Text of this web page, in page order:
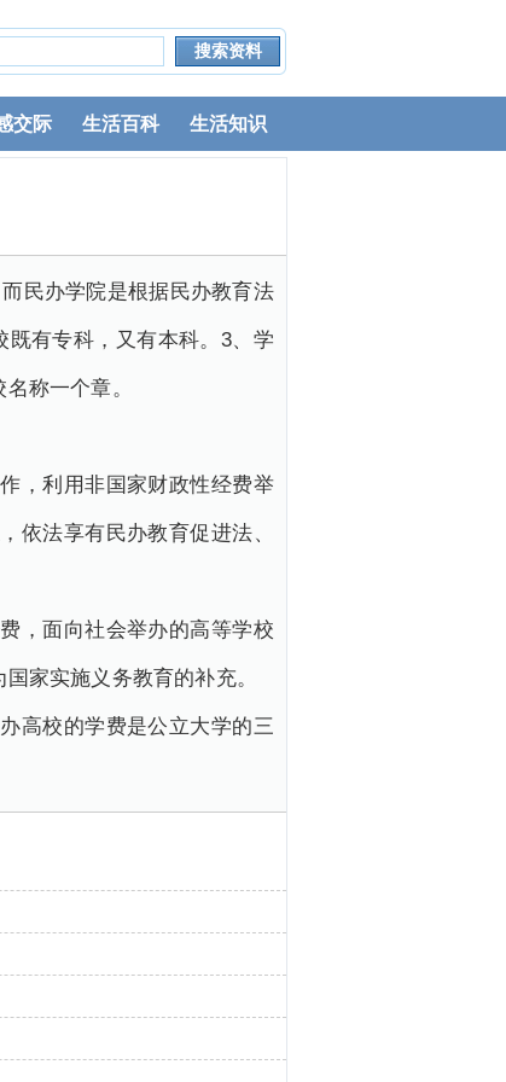
交际 生活百科 生活知识
民办学院是根据民办教育法
有专科，又有本科。3、学
称一个章。
，利用非国家财政性经费举
依法享有民办教育促进法、
，面向社会举办的高等学校
家实施义务教育的补充。
高校的学费是公立大学的三